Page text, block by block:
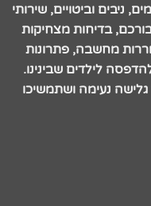
ניבים וביטויים, שירותי
בדיחות מצחיקות
מחשבה, פתרונות
לילדים שבינינו.
נעימה ושתמשיכו